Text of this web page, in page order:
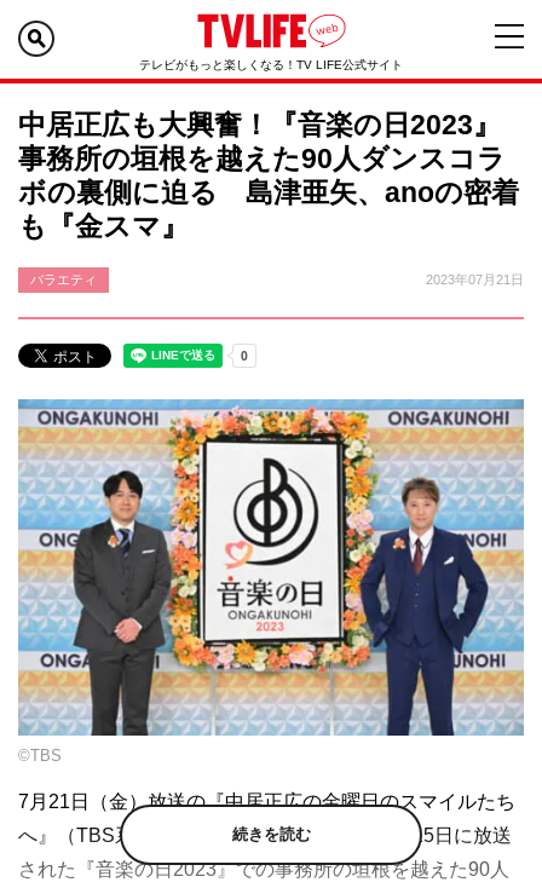
テレビがもっと楽しくなる！TV LIFE公式サイト
中居正広も大興奮！『音楽の日2023』
事務所の垣根を越えた90人ダンスコラ
ボの裏側に迫る 島津亜矢、anoの密着
も『金スマ』
バラエティ 2023年07月21日
©TBS
7月21日（金）放送の『中居正広の金曜日のスマイルたち
へ』（TBS系 午後8時57分～10時）は、7月15日に放送
された『音楽の日2023』での事務所の垣根を越えた90人
続きを読む